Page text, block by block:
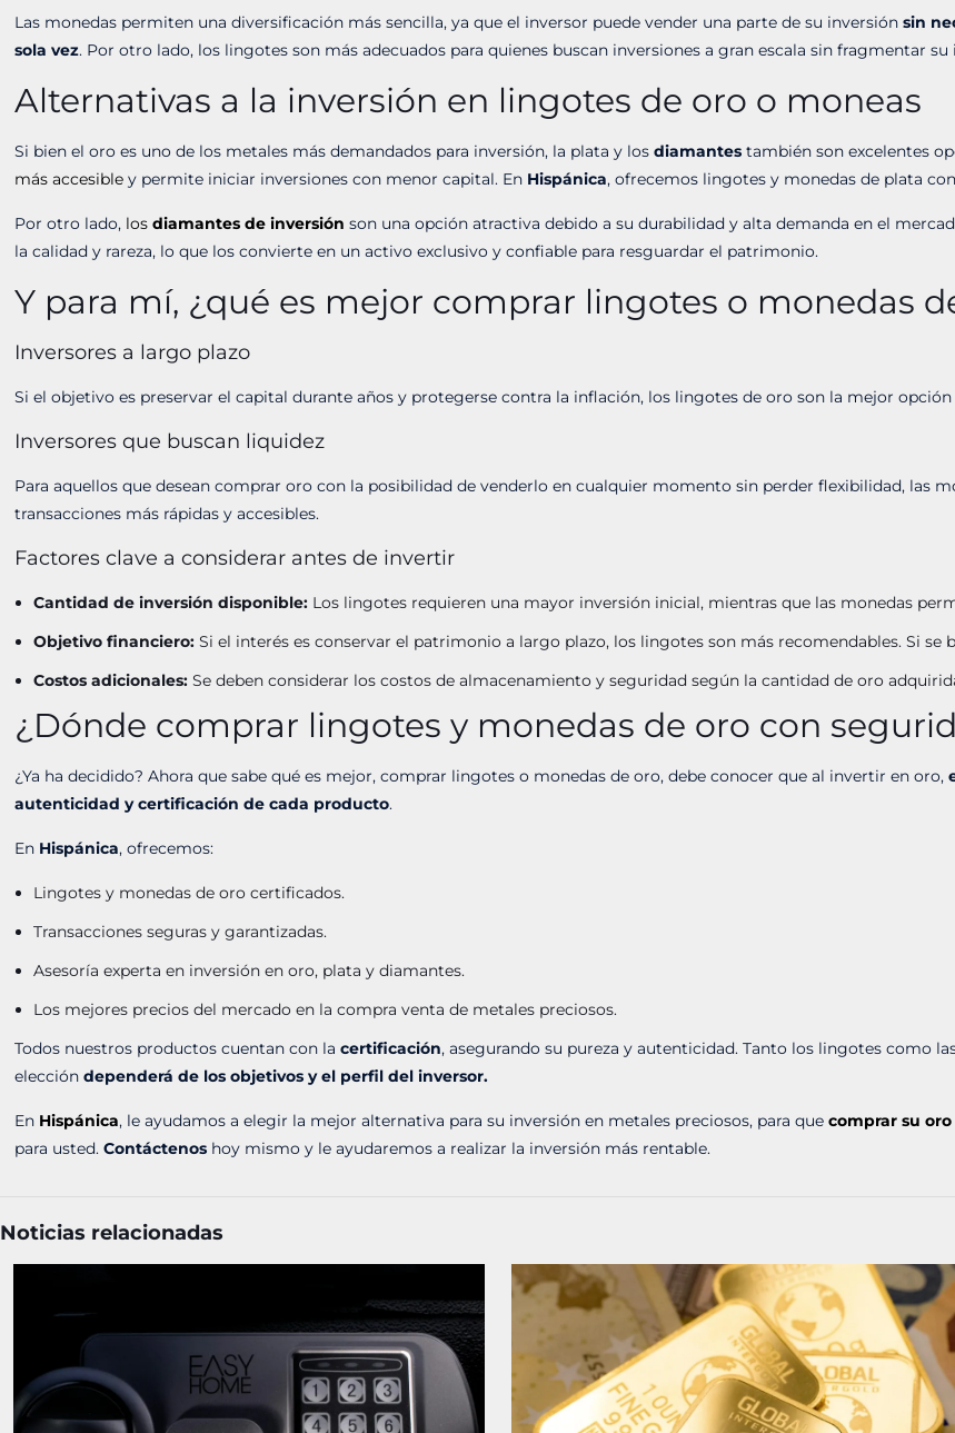
Las monedas permiten una diversificación más sencilla, ya que el inversor puede vender una parte de su inversiónsin
sola vez. Por otro lado, los lingotes son más adecuados para quienes buscan inversiones a gran escala sin fragmentar su
Alternativas a la inversión en lingotes de oro o moneas
Si bien el oro es uno de los metales más demandados para inversión, la plata y losdiamantes también son excelentes
más accesible y permite iniciar inversiones con menor capital. En Hispánica, ofrecemos lingotes y monedas de plata
Por otro lado, losdiamantes de inversión son una opción atractiva debido a su durabilidad y alta demanda en el
la calidad y rareza, lo que los convierte en un activo exclusivo y confiable para resguardar el patrimonio.
Y para mí, ¿qué es mejor comprar lingotes o monedas
Inversores a largo plazo
Si el objetivo es preservar el capital durante años y protegerse contra la inflación, los lingotes de oro son la mejor
Inversores que buscan liquidez
Para aquellos que desean comprar oro con la posibilidad de venderlo en cualquier momento sin perder flexibilidad, las
transacciones más rápidas y accesibles.
Factores clave a considerar antes de invertir
Cantidad de inversión disponible: Los lingotes requieren una mayor inversión inicial, mientras que las monedas
Objetivo financiero: Si el interés es conservar el patrimonio a largo plazo, los lingotes son más recomendables. Si
Costos adicionales: Se deben considerar los costos de almacenamiento y seguridad según la cantidad de oro
¿Dónde comprar lingotes y monedas de oro con
¿Ya ha decidido? Ahora que sabe qué es mejor, comprar lingotes o monedas de oro, debe conocer que al invertir en oro,
autenticidad y certificación de cada producto.
En Hispánica, ofrecemos:
Lingotes y monedas de oro certificados.
Transacciones seguras y garantizadas.
Asesoría experta en inversión en oro, plata y diamantes.
Los mejores precios del mercado en la compra venta de metales preciosos.
Todos nuestros productos cuentan con lacertificación, asegurando su pureza y autenticidad. Tanto los lingotes como
eleccióndependerá de los objetivos y el perfil del inversor.
En Hispánica, le ayudamos a elegir la mejor alternativa para su inversión en metales preciosos, para quecomprar su
para usted.Contáctenos hoy mismo y le ayudaremos a realizar la inversión más rentable.
Noticias relacionadas